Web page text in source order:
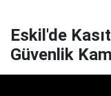
Eskil'de
Güvenlik